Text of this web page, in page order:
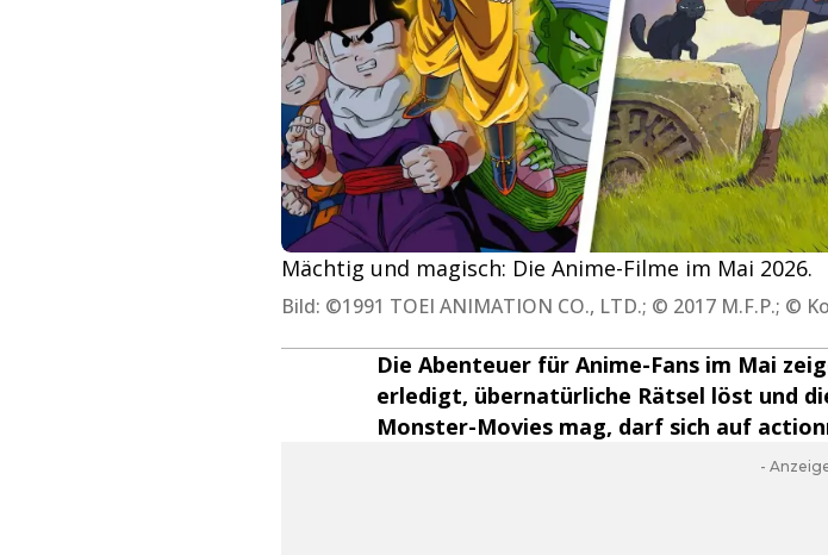
Mächtig und magisch: Die Anime-Filme im Mai 2026.
Bild: ©1991 TOEI ANIMATION CO., LTD.; © 2017 M.F.P.; ©
Die Abenteuer für Anime-Fans im Mai
erledigt, übernatürliche Rätsel löst und
Monster-Movies mag, darf sich auf
-